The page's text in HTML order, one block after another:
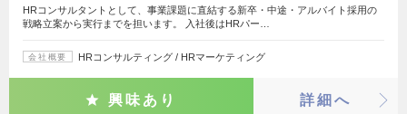
HRコンサルタントとして、事業課題に直結する新卒・中途・アルバイト採用の
戦略立案から実行までを担います。 入社後はHRパー…
会社概要 HRコンサルティング / HRマーケティング
興味あり 詳細へ